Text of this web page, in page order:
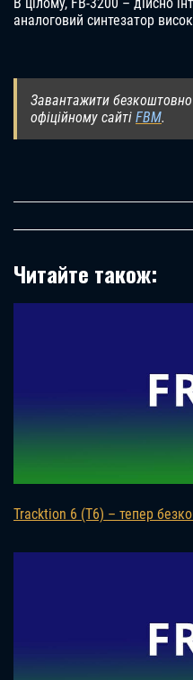
аналоговий синтезатор
Завантажити
офіційному сайті FBM.
Читайте також:
Tracktion 6 (T6) – тепер